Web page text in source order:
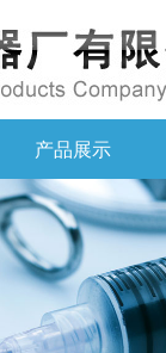
产品展示